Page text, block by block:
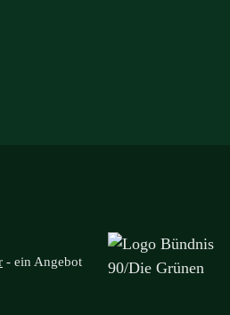
‐ ein Angebot